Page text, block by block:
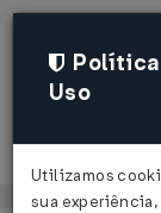
Política
Uso
Utilizamos
sua